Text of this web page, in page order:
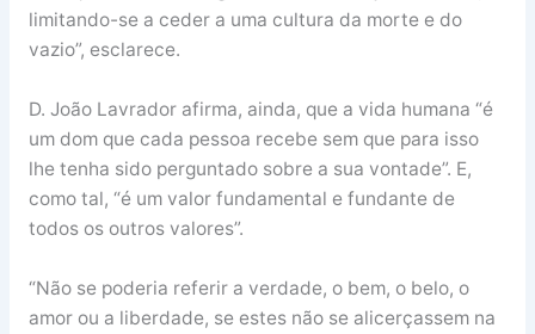
limitando-se a ceder a uma cultura da morte e do
vazio”, esclarece.
D. João Lavrador afirma, ainda, que a vida humana “é
um dom que cada pessoa recebe sem que para isso
lhe tenha sido perguntado sobre a sua vontade”. E,
como tal, “é um valor fundamental e fundante de
todos os outros valores”.
“Não se poderia referir a verdade, o bem, o belo, o
amor ou a liberdade, se estes não se alicerçassem na